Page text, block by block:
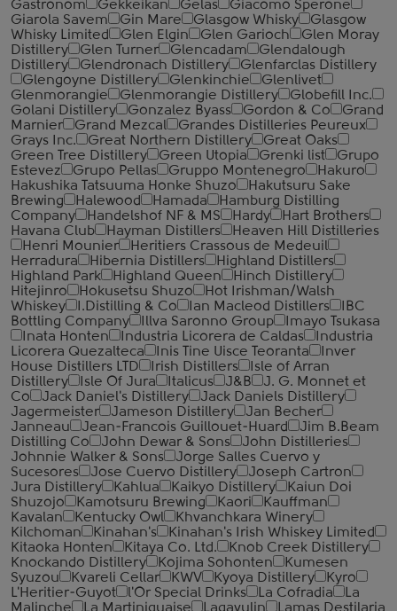
Gastronom
Gekkeikan Gelas
Giacomo Sperone
Giarola Savem
Gin Mare Glasgow Whisky
Glasgow
Whisky Limited
Glen Elgin Glen Garioch
Glen Moray
Distillery
Glen Turner Glencadam
Glendalough
Distillery
Glendronach Distillery
Glenfarclas Distillery
Glengoyne Distillery
Glenkinchie
Glenlivet
Glenmorangie
Glenmorangie Distillery
Globefill Inc.
Golani Distillery
Gonzalez Byass Gordon & Co
Grand
Marnier
Grand Mezcal
Grandes Distilleries Peureux
Grays Inc.
Great Northern Distillery
Great Oaks
Green Tree Distillery
Green Utopia Grenki list
Grupo
Estevez
Grupo Pellas Gruppo Montenegro
Hakuro
Hakushika Tatsuuma Honke Shuzo
Hakutsuru Sake
Brewing
Halewood Hamada
Hamburg Distilling
Company
Handelshof NF & MS Hardy
Hart Brothers
Havana Club
Hayman Distillers
Heaven Hill Distilleries
Henri Mounier
Heritiers Crassous de Medeuil
Herradura
Hibernia Distillers
Highland Distillers
Highland Park
Highland Queen
Hinch Distillery
Hitejinro
Hokusetsu Shuzo
Hot Irishman/Walsh
Whiskey
I.Distilling & Co Ian Macleod Distillers
IBC
Bottling Company
Illva Saronno Group
Imayo Tsukasa
Inata Honten
Industria Licorera de Caldas
Industria
Licorera Quezalteca
Inis Tine Uisce Teoranta
Inver
House Distillers LTD
Irish Distillers
Isle of Arran
Distillery
Isle Of Jura Italicus J&B
J. G. Monnet et
Co
Jack Daniel's Distillery
Jack Daniels Distillery
Jagermeister
Jameson Distillery
Jan Becher
Janneau
Jean-Francois Guillouet-Huard
Jim B.Beam
Distilling Co
John Dewar & Sons
John Distilleries
Johnnie Walker & Sons
Jorge Salles Cuervo y
Sucesores
Jose Cuervo Distillery
Joseph Cartron
Jura Distillery
Kahlua Kaikyo Distillery
Kaiun Doi
Shuzojo
Kamotsuru Brewing Kaori
Kauffman
Kavalan
Kentucky Owl
Khvanchkara Winery
Kilchoman
Kinahan's
Kinahan's Irish Whiskey Limited
Kitaoka Honten
Kitaya Co. Ltd.
Knob Creek Distillery
Knockando Distillery
Kojima Sohonten
Kumesen
Syuzou
Kvareli Cellar KWV Kyoya Distillery
Kyro
L'Heritier-Guyot
l'Or Special Drinks La Cofradia
La